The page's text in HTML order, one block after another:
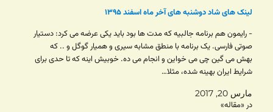
لینک های شاد دوشنبه های آخر ماه اسفند ۱۳۹۵
- رایمون هم برنامه جالبیه که مدت ها بود باید یکی عرضه می کرد: دستیار
صوتی فارسی. یک برنامه با منطق مشابه سیری و همیار گوگل و .. که
بهش می گین چی می خواین و انجام می ده. خوبیش اینه که تا حدی برای
شرایط ایران بهینه شده، مثلا…
مارس 20, 2017
در «مقاله»